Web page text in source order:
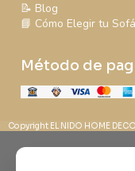
📝 Blog
📘 Cómo Elegir tu Sofá
Método de
Copyright EL NIDO HOME